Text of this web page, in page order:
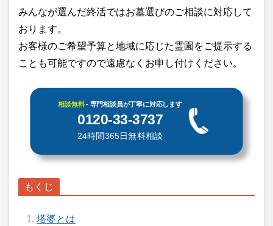
みんなが選んだ終活ではお墓選びのご相談に対応して
おります。
お客様のご希望予算と地域に応じた霊園をご提示する
ことも可能ですので遠慮なくお申し付けください。
相談無料- 専門相談員が丁寧に対応します
0120-33-3737
24時間365日無料相談
塔婆とは